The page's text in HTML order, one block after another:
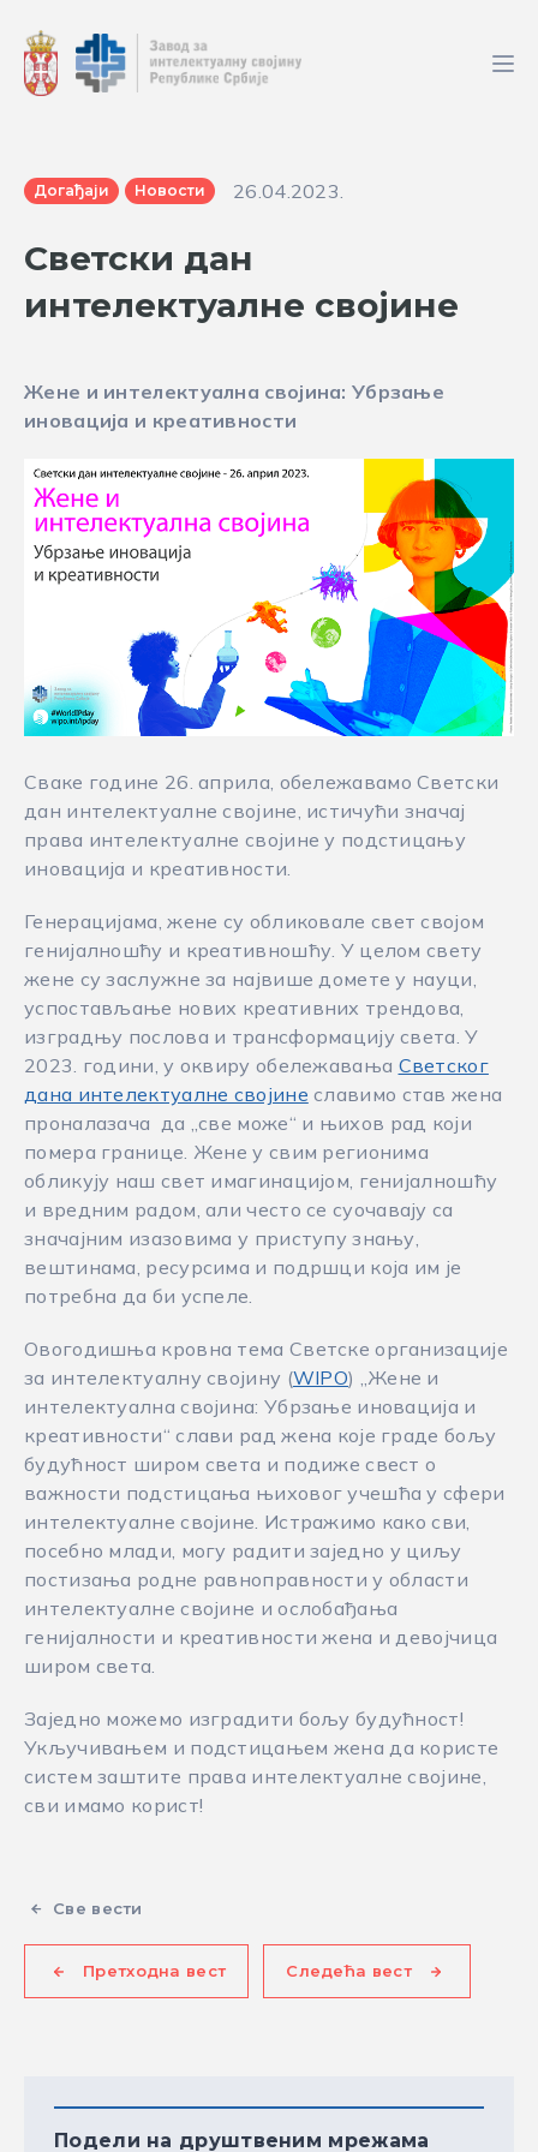
Догађаји Новости 26.04.2023.
Светски дан
интелектуалне својине
Жене и интелектуална својина: Убрзање
иновација и креативности
Сваке године 26. априла, обележавамо Светски
дан интелектуалне својине, истичући значај
права интелектуалне својине у подстицању
иновација и креативности.
Генерацијама, жене су обликовале свет својом
генијалношћу и креативношћу. У целом свету
жене су заслужне за највише домете у науци,
успостављање нових креативних трендова,
изградњу послова и трансформацију света. У
2023. години, у оквиру обележавања Светског
дана интелектуалне својине славимо став жена
проналазача да „све може“ и њихов рад који
помера границе. Жене у свим регионима
обликују наш свет имагинацијом, генијалношћу
и вредним радом, али често се суочавају са
значајним изазовима у приступу знању,
вештинама, ресурсима и подршци која им је
потребна да би успеле.
Овогодишња кровна тема Светске организације
за интелектуалну својину (WIPO) „Жене и
интелектуална својина: Убрзање иновација и
креативности“ слави рад жена које граде бољу
будућност широм света и подиже свест о
важности подстицања њиховог учешћа у сфери
интелектуалне својине. Истражимо како сви,
посебно млади, могу радити заједно у циљу
постизања родне равноправности у области
интелектуалне својине и ослобађања
генијалности и креативности жена и девојчица
широм света.
Заједно можемо изградити бољу будућност!
Укључивањем и подстицањем жена да користе
систем заштите права интелектуалне својине,
сви имамо корист!
Све вести
Претходна вест Следећа вест
Подели на друштвеним мрежама